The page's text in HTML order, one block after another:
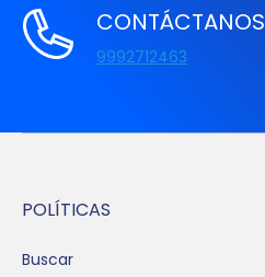
CONTÁCTANOS
9992712463
POLÍTICAS
Buscar